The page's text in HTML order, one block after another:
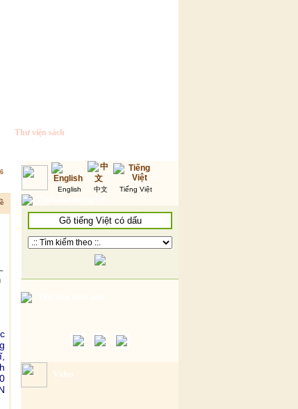
Thư viện sách
English 中文 Tiếng Việt
Video